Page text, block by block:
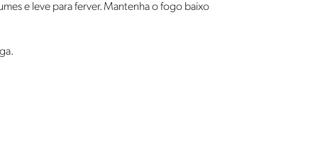
e leve para ferver. Mantenha o fogo baixo